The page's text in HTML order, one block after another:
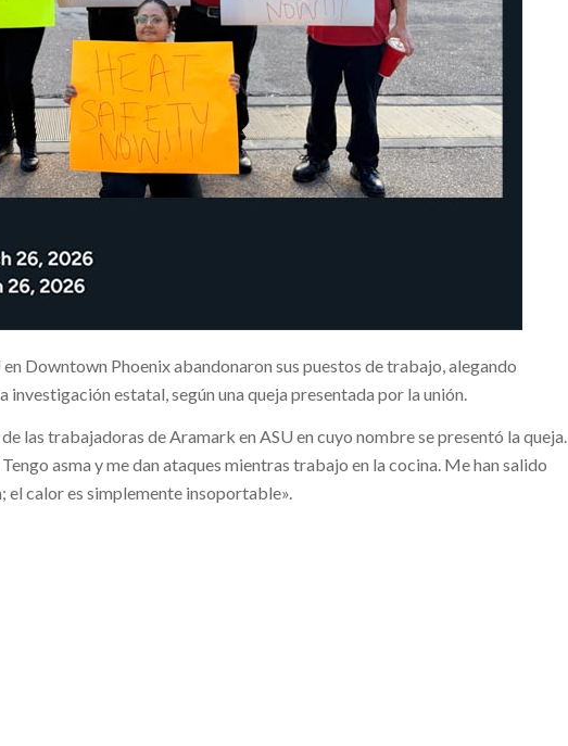
Downtown Phoenix abandonaron sus puestos de trabajo, alegando
estatal, según una queja presentada por la unión.
las trabajadoras de Aramark en ASU en cuyo nombre se presentó la queja.
asma y ​​me dan ataques mientras trabajo en la cocina. Me han salido
calor es simplemente insoportable».